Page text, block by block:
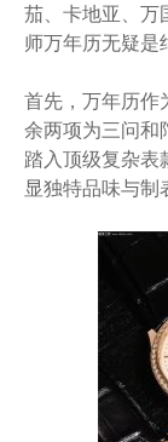
茄、卡地亚、万
师万年历无疑是
首先，万年历作
余两项为三问和
踏入顶级复杂表
显独特品味与制